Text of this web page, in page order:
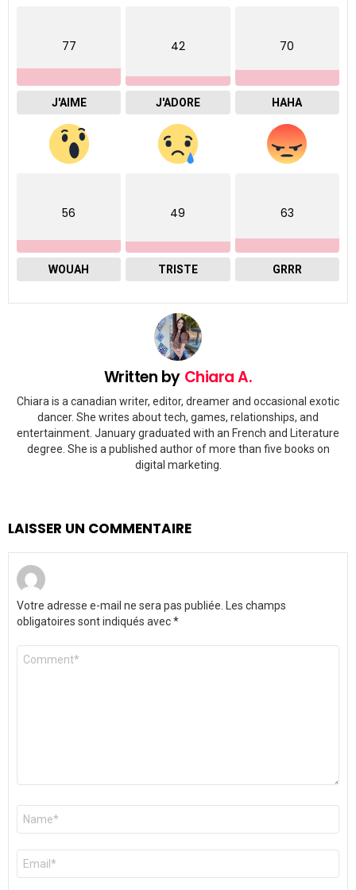
77
J'AIME
42
J'ADORE
70
HAHA
56
WOUAH
49
TRISTE
63
GRRR
Written by Chiara A.
Chiara is a canadian writer, editor, dreamer and occasional exotic
dancer. She writes about tech, games, relationships, and
entertainment. January graduated with an French and Literature
degree. She is a published author of more than five books on
digital marketing.
LAISSER UN COMMENTAIRE
Votre adresse e-mail ne sera pas publiée.
Les champs
obligatoires sont indiqués avec*
Commentaire
Nom
E-
mail
*